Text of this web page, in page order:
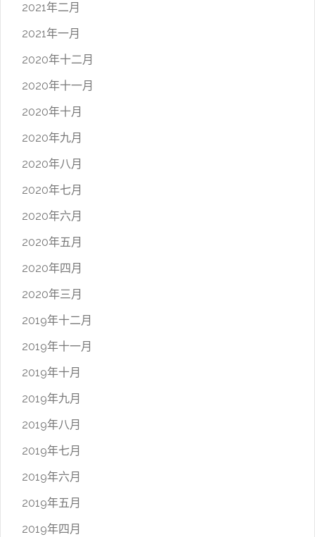
2021年二月
2021年一月
2020年十二月
2020年十一月
2020年十月
2020年九月
2020年八月
2020年七月
2020年六月
2020年五月
2020年四月
2020年三月
2019年十二月
2019年十一月
2019年十月
2019年九月
2019年八月
2019年七月
2019年六月
2019年五月
2019年四月